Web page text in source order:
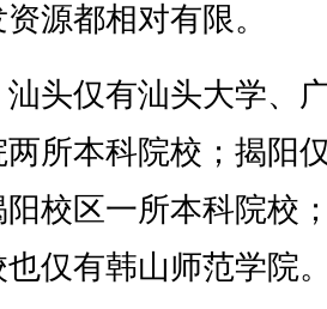
源都相对有限。
仅有汕头大学、
所本科院校；揭阳
校区一所本科院校
仅有韩山师范学院